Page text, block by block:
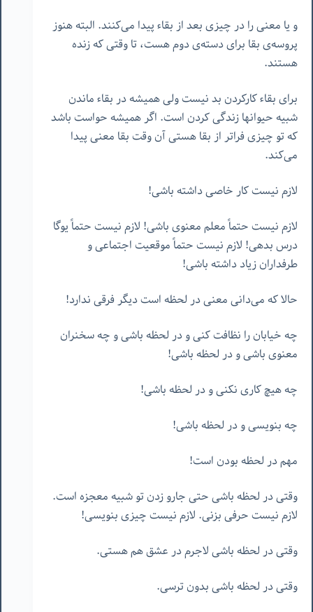
و یا معنی را در چیزی بعد از بقاء پیدا می‌کنند. البته هنوز
پروسه‌ی بقا برای دسته‌ی دوم هست، تا وقتی که زنده
هستند.
برای بقاء کارکردن بد نیست ولی همیشه در بقاء ماندن
شبیه حیوانها زندگی کردن است. اگر همیشه حواست باشد
که تو چیزی فراتر از بقا هستی آن وقت بقا معنی پیدا
می‌کند.
لازم نیست کار خاصی داشته باشی!
لازم نیست حتماً معلم معنوی باشی! لازم نیست حتماً یوگا
درس بدهی! لازم نیست حتماً موقعیت اجتماعی و
طرفداران زیاد داشته باشی!
حالا که می‌دانی معنی در لحظه است دیگر فرقی ندارد!
چه خیابان را نظافت کنی و در لحظه باشی و چه سخنران
معنوی باشی و در لحظه باشی!
چه هیچ کاری نکنی و در لحظه باشی!
چه بنویسی و در لحظه باشی!
مهم در لحظه بودن است!
وقتی در لحظه باشی حتی جارو زدن تو شبیه معجزه است.
لازم نیست حرفی بزنی. لازم نیست چیزی بنویسی!
وقتی در لحظه باشی لاجرم در عشق هم هستی.
وقتی در لحظه باشی بدون ترسی.